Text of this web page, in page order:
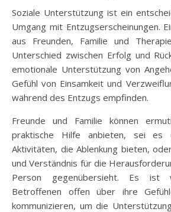
Soziale Unterstützung ist ein
Umgang mit Entzugserscheinungen.
aus Freunden, Familie und
Unterschied zwischen Erfolg und
emotionale Unterstützung von
Gefühl von Einsamkeit und
während des Entzugs empfinden.
Freunde und Familie können
praktische Hilfe anbieten, sei es
Aktivitäten, die Ablenkung bieten,
und Verständnis für die
Person gegenübersieht. Es ist
Betroffenen offen über ihre
kommunizieren, um die